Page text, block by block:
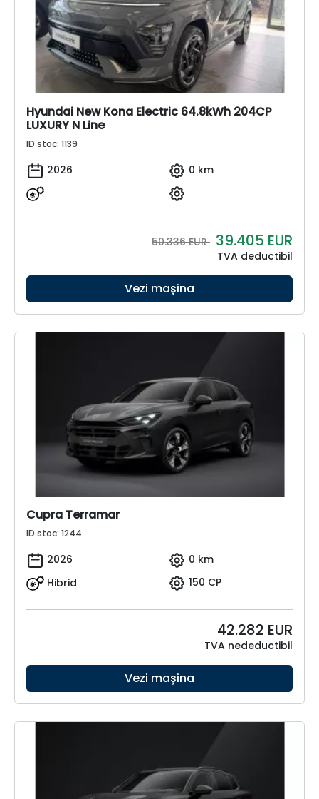
Hyundai New Kona Electric 64.8kWh 204CP
LUXURY N Line
ID stoc: 1139
2026 0 km
50.336 EUR 39.405 EUR
TVA deductibil
Vezi mașina
Cupra Terramar
ID stoc: 1244
2026
0 km
Hibrid
150 CP
42.282 EUR
TVA nedeductibil
Vezi mașina